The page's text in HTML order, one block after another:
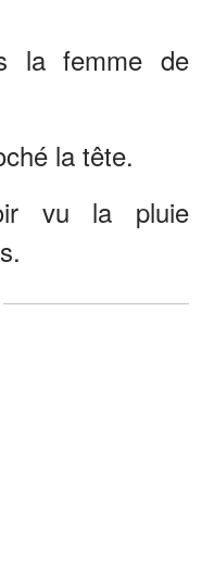
la femme de
la tête.
vu la pluie